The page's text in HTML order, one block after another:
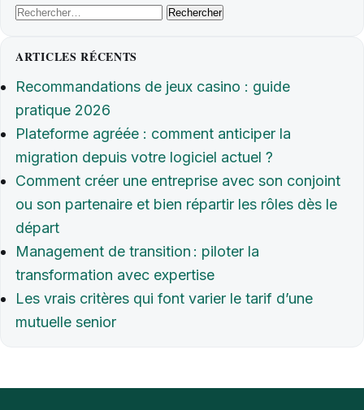
Rechercher :
ARTICLES RÉCENTS
Recommandations de jeux casino : guide
pratique 2026
Plateforme agréée : comment anticiper la
migration depuis votre logiciel actuel ?
Comment créer une entreprise avec son conjoint
ou son partenaire et bien répartir les rôles dès le
départ
Management de transition : piloter la
transformation avec expertise
Les vrais critères qui font varier le tarif d’une
mutuelle senior